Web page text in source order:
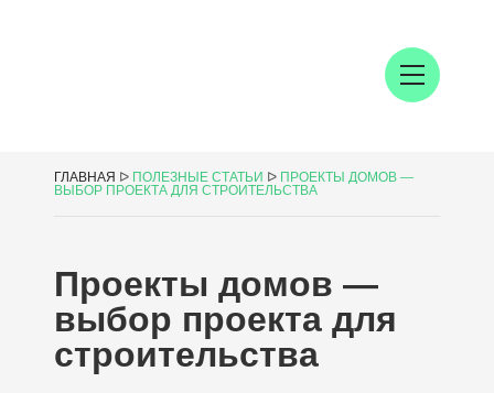
ГЛАВНАЯ ᐅ ПОЛЕЗНЫЕ СТАТЬИ ᐅ ПРОЕКТЫ ДОМОВ —
ВЫБОР ПРОЕКТА ДЛЯ СТРОИТЕЛЬСТВА
Проекты домов —
выбор проекта для
строительства